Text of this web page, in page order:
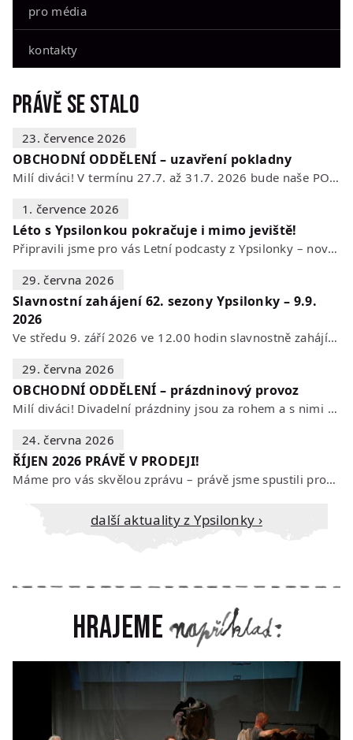
pro média
kontakty
Právě se stalo
23. července 2026
OBCHODNÍ ODDĚLENÍ – uzavření pokladny
Milí diváci! V termínu 27.7. až 31.7. 2026 bude naše POKLADNA z technických…
1. července 2026
Léto s Ypsilonkou pokračuje i mimo jeviště!
Připravili jsme pro vás Letní podcasty z Ypsilonky – novou sérii rozhovorů s…
29. června 2026
Slavnostní zahájení 62. sezony Ypsilonky – 9.9.
2026
Ve středu 9. září 2026 ve 12.00 hodin slavnostně zahájíme novou divadelní…
29. června 2026
OBCHODNÍ ODDĚLENÍ – prázdninový provoz
Milí diváci! Divadelní prázdniny jsou za rohem a s nimi se mění i otevírací…
24. června 2026
ŘÍJEN 2026 PRÁVĚ V PRODEJI!
Máme pro vás skvělou zprávu – právě jsme spustili prodej vstupenek na říjen…
Další aktuality z Ypsilonky ›
Hrajeme